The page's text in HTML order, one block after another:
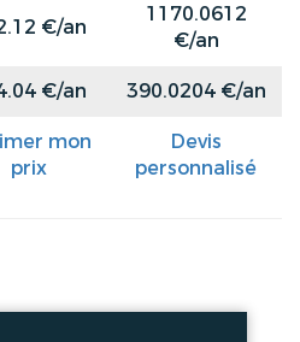
€/an
1170.0612
€/an
€/an 390.0204 €/an
mon
prix
Devis
personnalisé